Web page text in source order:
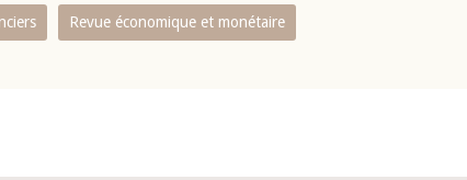
Revue économique et monétaire